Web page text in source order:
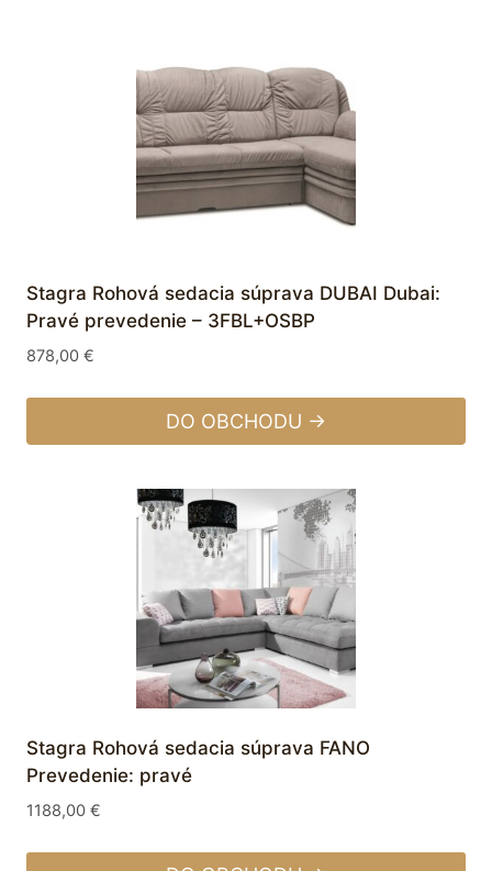
Stagra Rohová sedacia súprava DUBAI Dubai:
Pravé prevedenie – 3FBL+OSBP
878,00 €
DO OBCHODU →
Stagra Rohová sedacia súprava FANO
Prevedenie: pravé
1188,00 €